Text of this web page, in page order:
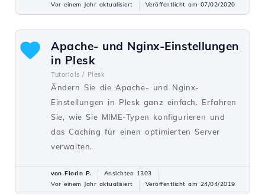
Vor einem Jahr aktualisiert
Veröffentlicht am 07/02/2020
Apache- und Nginx-Einstellungen
in Plesk
Tutorials / Plesk
Ändern Sie die Apache- und Nginx-
Einstellungen in Plesk ganz einfach. Erfahren
Sie, wie Sie MIME-Typen konfigurieren und
das Caching für einen optimierten Server
verwalten.
von Florin P.
Ansichten 1303
Vor einem Jahr aktualisiert
Veröffentlicht am 24/04/2019